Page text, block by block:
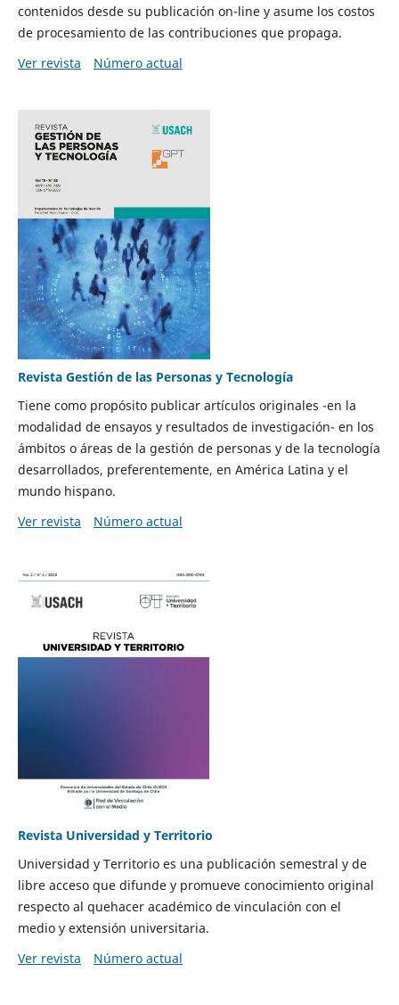
contenidos desde su publicación on-line y asume los costos
de procesamiento de las contribuciones que propaga.
Ver revista
Número actual
Revista Gestión de las Personas y Tecnología
Tiene como propósito publicar artículos originales -en la
modalidad de ensayos y resultados de investigación- en los
ámbitos o áreas de la gestión de personas y de la tecnología
desarrollados, preferentemente, en América Latina y el
mundo hispano.
Ver revista
Número actual
Revista Universidad y Territorio
Universidad y Territorio es una publicación semestral y de
libre acceso que difunde y promueve conocimiento original
respecto al quehacer académico de vinculación con el
medio y extensión universitaria.
Ver revista
Número actual